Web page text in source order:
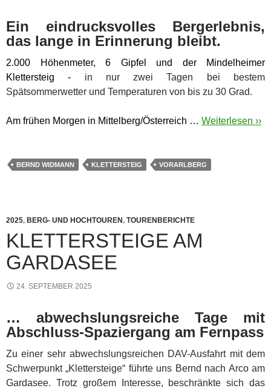
Ein eindrucksvolles Bergerlebnis,
das lange in Erinnerung bleibt.
2.000 Höhenmeter, 6 Gipfel und der Mindelheimer
Klettersteig - in nur zwei Tagen bei bestem
Spätsommerwetter und Temperaturen von bis zu 30 Grad.
Am frühen Morgen in Mittelberg/Österreich … Weiterlesen ››
BERND WIDMANN KLETTERSTEIG VORARLBERG
2025, BERG- UND HOCHTOUREN, TOURENBERICHTE
KLETTERSTEIGE AM
GARDASEE
24. SEPTEMBER 2025
… abwechslungsreiche Tage mit
Abschluss-Spaziergang am Fernpass
Zu einer sehr abwechslungsreichen DAV-Ausfahrt mit dem
Schwerpunkt „Klettersteige“ führte uns Bernd nach Arco am
Gardasee. Trotz großem Interesse, beschränkte sich das